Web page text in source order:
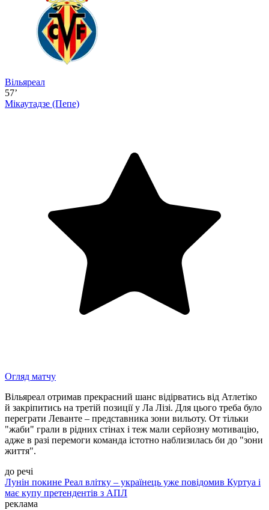
Вільяреал
57’
Мікаутадзе (Пепе)
Огляд матчу
Вільяреал отримав прекрасний шанс відірватись від Атлетіко
й закріпитись на третій позиції у Ла Лізі. Для цього треба було
переграти Леванте – представника зони вильоту. От тільки
"жаби" грали в рідних стінах і теж мали серйозну мотивацію,
адже в разі перемоги команда істотно наблизилась би до "зони
життя".
до речі
Лунін покине Реал влітку – українець уже повідомив Куртуа і
має купу претендентів з АПЛ
реклама